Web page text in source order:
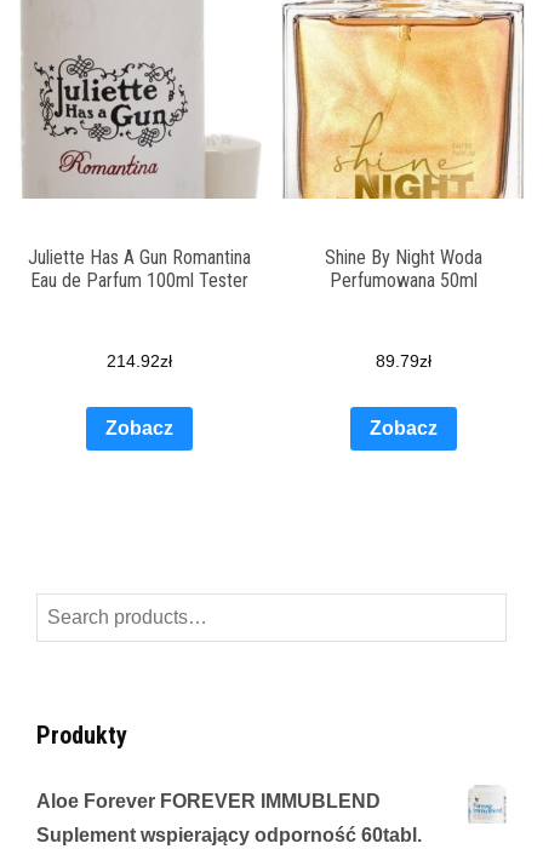
Juliette Has A Gun Romantina
Eau de Parfum 100ml Tester
214.92zł
Zobacz
Shine By Night Woda
Perfumowana 50ml
89.79zł
Zobacz
Search
for:
Produkty
Aloe Forever FOREVER IMMUBLEND
Suplement wspierający odporność 60tabl.